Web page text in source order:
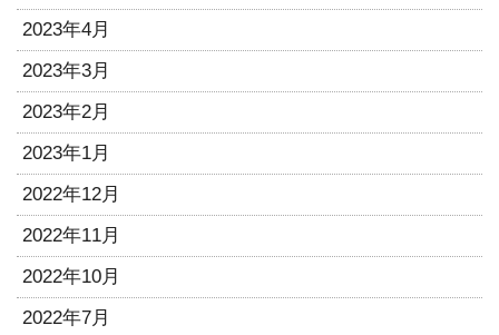
2023年4月
2023年3月
2023年2月
2023年1月
2022年12月
2022年11月
2022年10月
2022年7月